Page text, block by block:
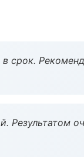
в срок.
Результатом